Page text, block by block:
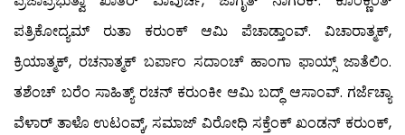
ಪತ್ರಿಕೋದ್ಯಮ್ ರುತಾ ಕರುಂಕ್ ಆಮಿ ಪೆಚಾಡ್ತಾಂವ್. ವಿಚಾರಾತ್ಮಕ್,
ಕ್ರಿಯಾತ್ಮಕ್, ರಚನಾತ್ಮಕ್ ಬರ್ಪಾಂ ಸದಾಂಚ್ ಹಾಂಗಾ ಫಾಯ್ಸ್ ಜಾತೆಲಿಂ.
ತಶೆಂಚ್ ಬರೆಂ ಸಾಹಿತ್ಯ್ ರಚನ್ ಕರುಂಕೀ ಆಮಿ ಬದ್ಧ್ ಆಸಾಂವ್. ಗರ್ಜೆಚ್ಯಾ
ವೆಳಾರ್ ತಾಳೊ ಉಟಂವ್ಕ್, ಸಮಾಜ್ ವಿರೋಧಿ ಸಕ್ತೆಂಕ್ ಖಂಡನ್ ಕರುಂಕ್,